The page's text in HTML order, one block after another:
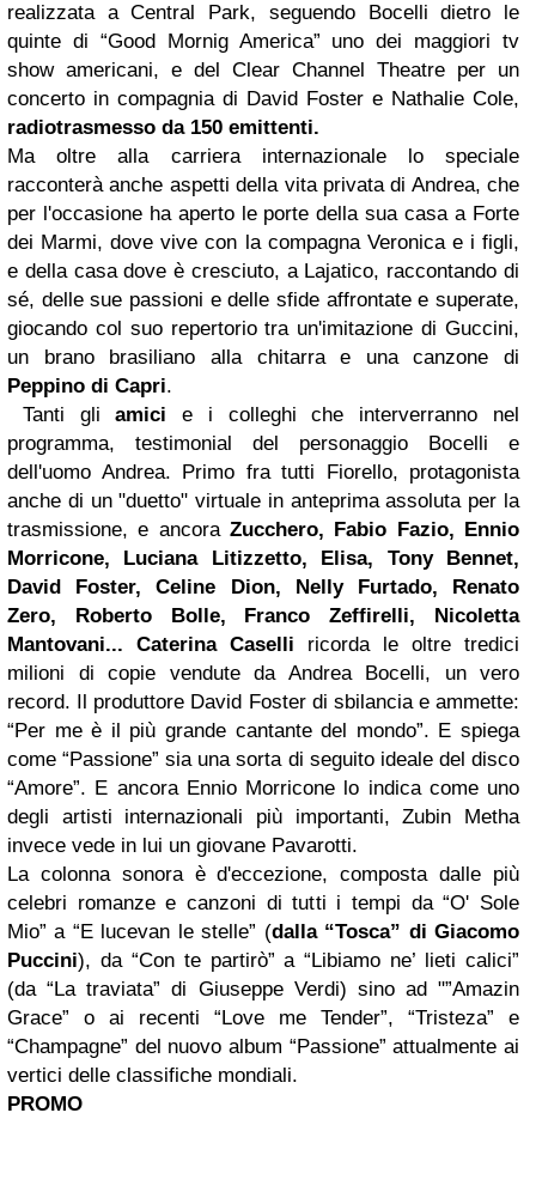
realizzata a Central Park, seguendo Bocelli dietro le
quinte di “Good Mornig America” uno dei maggiori tv
show americani, e del Clear Channel Theatre per un
concerto in compagnia di David Foster e Nathalie Cole,
radiotrasmesso da 150 emittenti.
Ma oltre alla carriera internazionale lo speciale
racconterà anche aspetti della vita privata di Andrea, che
per l'occasione ha aperto le porte della sua casa a Forte
dei Marmi, dove vive con la compagna Veronica e i figli,
e della casa dove è cresciuto, a Lajatico, raccontando di
sé, delle sue passioni e delle sfide affrontate e superate,
giocando col suo repertorio tra un'imitazione di Guccini,
un brano brasiliano alla chitarra e una canzone di
Peppino di Capri.
Tanti gliamici e i colleghi che interverranno nel
programma, testimonial del personaggio Bocelli e
dell'uomo Andrea. Primo fra tutti Fiorello, protagonista
anche di un "duetto" virtuale in anteprima assoluta per la
trasmissione, e ancora Zucchero, Fabio Fazio, Ennio
Morricone, Luciana Litizzetto, Elisa, Tony Bennet,
David Foster, Celine Dion, Nelly Furtado, Renato
Zero, Roberto Bolle, Franco Zeffirelli, Nicoletta
Mantovani... Caterina Caselli ricorda le oltre tredici
milioni di copie vendute da Andrea Bocelli, un vero
record. Il produttore David Foster di sbilancia e ammette:
“Per me è il più grande cantante del mondo”. E spiega
come “Passione” sia una sorta di seguito ideale del disco
“Amore”. E ancora Ennio Morricone lo indica come uno
degli artisti internazionali più importanti, Zubin Metha
invece vede in lui un giovane Pavarotti.
La colonna sonora è d'eccezione, composta dalle più
celebri romanze e canzoni di tutti i tempi da “O' Sole
Mio” a “E lucevan le stelle” (dalla “Tosca” di Giacomo
Puccini), da “Con te partirò” a “Libiamo ne’ lieti calici”
(da “La traviata” di Giuseppe Verdi) sino ad "”Amazin
Grace” o ai recenti “Love me Tender”, “Tristeza” e
“Champagne” del nuovo album “Passione” attualmente ai
vertici delle classifiche mondiali.
PROMO